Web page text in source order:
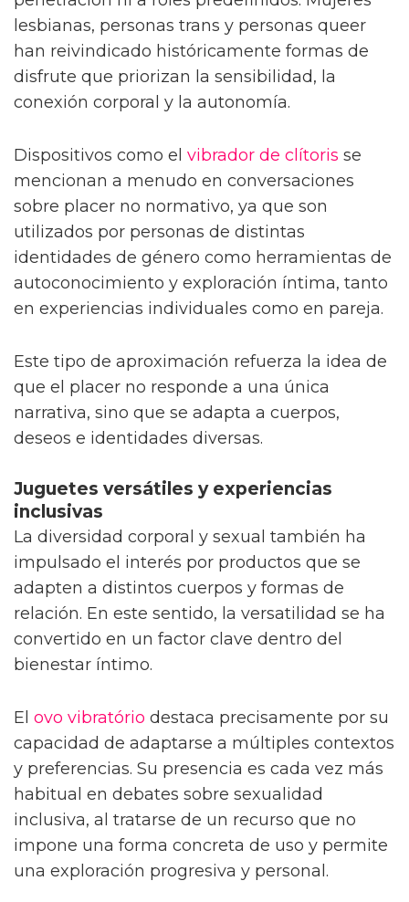
penetración ni a roles predefinidos. Mujeres
lesbianas, personas trans y personas queer
han reivindicado históricamente formas de
disfrute que priorizan la sensibilidad, la
conexión corporal y la autonomía.
Dispositivos como el vibrador de clítoris
mencionan a menudo en conversaciones
sobre placer no normativo, ya que son
utilizados por personas de distintas
identidades de género como herramientas de
autoconocimiento y exploración íntima, tanto
en experiencias individuales como en pareja.
Este tipo de aproximación refuerza la idea de
que el placer no responde a una única
narrativa, sino que se adapta a cuerpos,
Juguetes versátiles y experiencias
inclusivas
La diversidad corporal y sexual también ha
impulsado el interés por productos que se
adapten a distintos cuerpos y formas de
relación. En este sentido, la versatilidad se ha
convertido en un factor clave dentro del
ovo vibratório destaca precisamente por su
capacidad de adaptarse a múltiples contextos
y preferencias. Su presencia es cada vez más
habitual en debates sobre sexualidad
inclusiva, al tratarse de un recurso que no
impone una forma concreta de uso y permite
una exploración progresiva y personal.